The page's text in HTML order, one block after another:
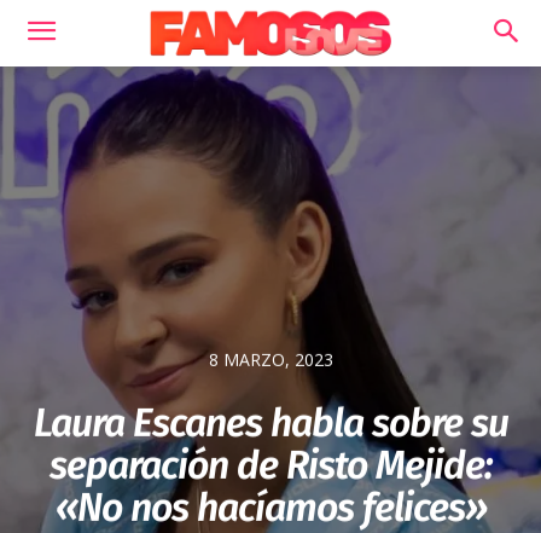
8 MARZO, 2023
Laura Escanes habla sobre su
separación de Risto Mejide:
«No nos hacíamos felices»